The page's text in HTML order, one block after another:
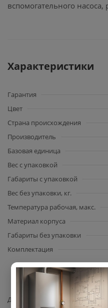
вспомогательного
Характеристики
Гарантия
Цвет
Страна происхождения
Производитель
Базовая единица
Вес с упаковкой
Габариты с упаковкой
Вес без упаковки, кг.
Температура рабочая, макс.
Материал корпуса
Габариты без упаковки
Комплектация
Давление включения, бар